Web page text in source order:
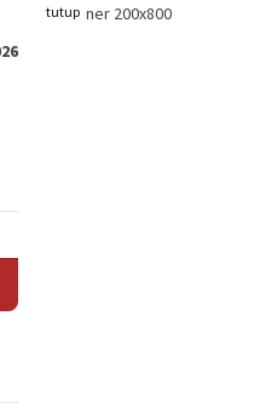
tutup
Persetujuan Pengurus